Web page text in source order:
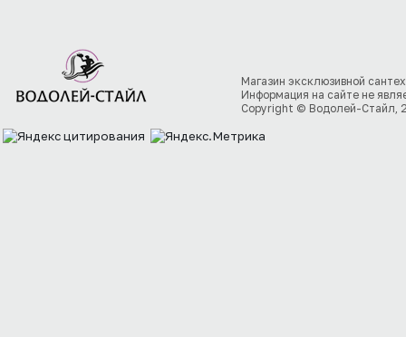
Магазин эксклюзивной
Информация на сайте не
Copyright © Водолей-Стайл,